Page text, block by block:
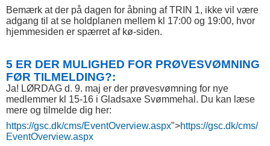
Bemærk at der på dagen for åbning af TRIN 1, ikke vil være
adgang til at se holdplanen mellem kl 17:00 og 19:00, hvor
hjemmesiden er spærret af kø-siden.
5 ER DER MULIGHED FOR PRØVESVØMNING
FØR TILMELDING?:
Ja! LØRDAG d. 9. maj er der prøvesvømning for nye
medlemmer kl 15-16 i Gladsaxe Svømmehal. Du kan læse
mere og tilmelde dig her:
https://gsc.dk/cms/EventOverview.aspx">https://gsc.dk/cms/
EventOverview.aspx